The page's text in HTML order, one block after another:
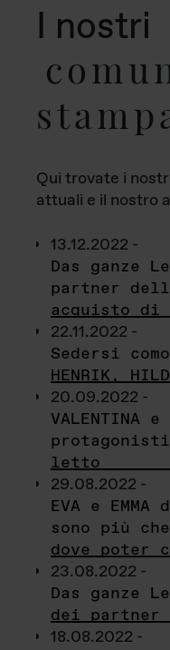
I nostri
Qui trovate i
attuali e il nostro
13.12.2022 -
Das ganze
partner
acquisto di
22.11.2022 -
Sedersi
HENRIK,
20.09.2022 -
VALENTINA
letto
29.08.2022 -
EVA e
sono più
dove poter
23.08.2022 -
Das ganze
dei
18.08.2022 -